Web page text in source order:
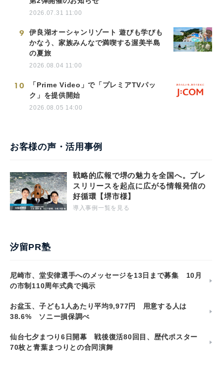
2026.07.31 11:00
9
伊良湖オーシャンリゾート 遊びも学びも
かなう、家族みんなで満喫する渥美半島
の夏旅
2026.08.04 11:00
10
「Prime Video」で「プレミアTVパッ
ク」を提供開始
2026.08.05 14:00
お客様の声・活用事例
戦略的広報で堺の魅力を全国へ。プレ
スリリースを起点に広がる情報発信の
好循環【堺市様】
導入事例一覧を見る
汐留PR塾
尼崎市、堂安律選手へのメッセージを13日まで募集 10月
の市制110周年式典で掲示
お盆玉、子ども1人あたり平均9,977円 用意する人は
38.6% ソニー損保調べ
仙台七夕まつり6日開幕 戦後復活80回目、歴代ポスター
70枚と青葉まつりとの合同演舞